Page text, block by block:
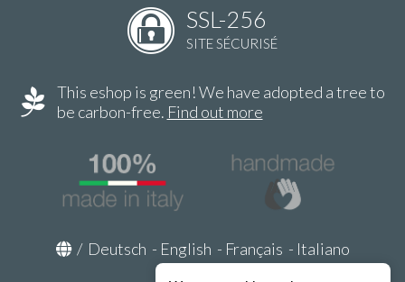
SSL-256
SITE SÉCURISÉ
This eshop is green! We have adopted a tree to
be carbon-free. Find out more
/ Deutsch - English - Français - Italiano